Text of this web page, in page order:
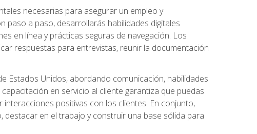
necesarias para asegurar un empleo y
paso a paso, desarrollarás habilidades digitales
en línea y prácticas seguras de navegación. Los
respuestas para entrevistas, reunir la documentación
Estados Unidos, abordando comunicación, habilidades
en servicio al cliente garantiza que puedas
positivas con los clientes. En conjunto,
en el trabajo y construir una base sólida para